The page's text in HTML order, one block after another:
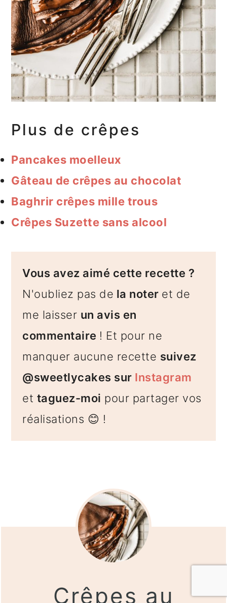
Plus de crêpes
Pancakes moelleux
Gâteau de crêpes au chocolat
Baghrir crêpes mille trous
Crêpes Suzette sans alcool
Vous avez aimé cette recette ?
N'oubliez pas de la noter et de
me laisser un avis en
commentaire ! Et pour ne
manquer aucune recette suivez
@sweetlycakes sur Instagram
et taguez-moi pour partager vos
réalisations 😊 !
Crêpes au